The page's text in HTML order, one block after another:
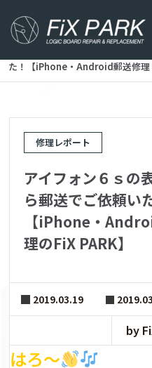
ホーム/ 修理レポート/
アイフォン６ｓの表示不良修
た！【iPhone・Android郵送修理
修理レポート
アイフォン６ｓの
ら郵送でご依頼い
【iPhone・
理のFiX PARK】
2019.03.19
by
はろ～